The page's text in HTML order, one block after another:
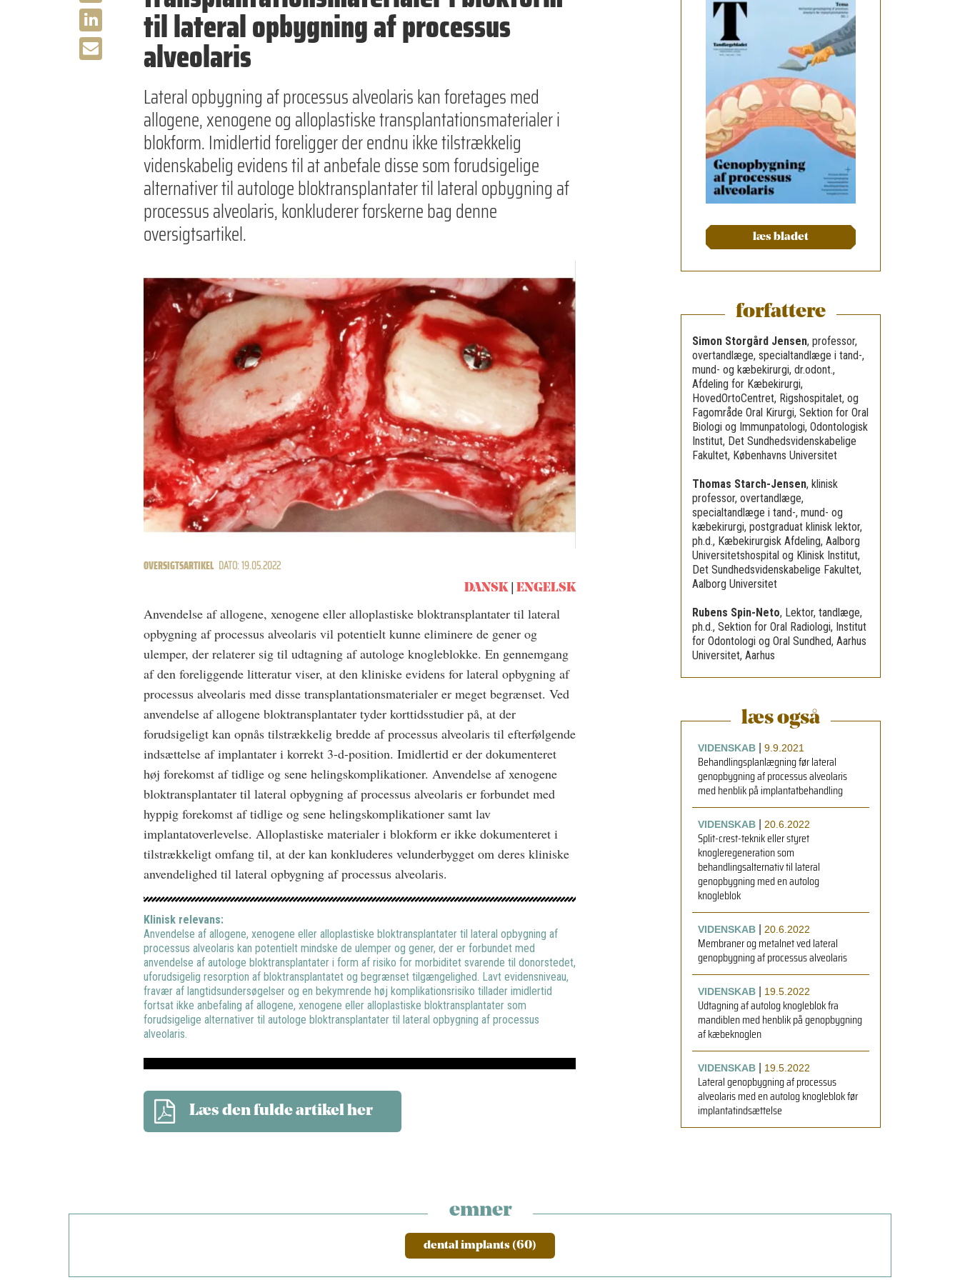
til lateral opbygning af processus
alveolaris
Lateral opbygning af processus alveolaris kan foretages med
allogene, xenogene og alloplastiske transplantationsmaterialer i
blokform. Imidlertid foreligger der endnu ikke tilstrækkelig
videnskabelig evidens til at anbefale disse som forudsigelige
alternativer til autologe bloktransplantater til lateral opbygning af
processus alveolaris, konkluderer forskerne bag denne
oversigtsartikel.
OVERSIGTSARTIKEL DATO: 19.05.2022
DANSK ENGELSK
Anvendelse af allogene, xenogene eller alloplastiske bloktransplantater til lateral
opbygning af processus alveolaris vil potentielt kunne eliminere de gener og
ulemper, der relaterer sig til udtagning af autologe knogleblokke. En gennemgang
af den foreliggende litteratur viser, at den kliniske evidens for lateral opbygning af
processus alveolaris med disse transplantationsmaterialer er meget begrænset. Ved
anvendelse af allogene bloktransplantater tyder korttidsstudier på, at der
forudsigeligt kan opnås tilstrækkelig bredde af processus alveolaris til efterfølgende
indsættelse af implantater i korrekt 3-d-position. Imidlertid er der dokumenteret
høj forekomst af tidlige og sene helingskomplikationer. Anvendelse af xenogene
bloktransplantater til lateral opbygning af processus alveolaris er forbundet med
hyppig forekomst af tidlige og sene helingskomplikationer samt lav
implantatoverlevelse. Alloplastiske materialer i blokform er ikke dokumenteret i
tilstrækkeligt omfang til, at der kan konkluderes velunderbygget om deres kliniske
anvendelighed til lateral opbygning af processus alveolaris.
Klinisk relevans:
Anvendelse af allogene, xenogene eller alloplastiske bloktransplantater til lateral opbygning af
processus alveolaris kan potentielt mindske de ulemper og gener, der er forbundet med
anvendelse af autologe bloktransplantater i form af risiko for morbiditet svarende til donorstedet,
uforudsigelig resorption af bloktransplantatet og begrænset tilgængelighed. Lavt evidensniveau,
fravær af langtidsundersøgelser og en bekymrende høj komplikationsrisiko tillader imidlertid
fortsat ikke anbefaling af allogene, xenogene eller alloplastiske bloktransplantater som
forudsigelige alternativer til autologe bloktransplantater til lateral opbygning af processus
alveolaris.
Læs den fulde artikel her
læs bladet
forfattere
Simon Storgård Jensen, professor,
overtandlæge, specialtandlæge i tand-,
mund- og kæbekirurgi, dr.odont.,
Afdeling for Kæbekirurgi,
HovedOrtoCentret, Rigshospitalet, og
Fagområde Oral Kirurgi, Sektion for Oral
Biologi og Immunpatologi, Odontologisk
Institut, Det Sundhedsvidenskabelige
Fakultet, Københavns Universitet
Thomas Starch-Jensen, klinisk
professor, overtandlæge,
specialtandlæge i tand-, mund- og
kæbekirurgi, postgraduat klinisk lektor,
ph.d., Kæbekirurgisk Afdeling, Aalborg
Universitetshospital og Klinisk Institut,
Det Sundhedsvidenskabelige Fakultet,
Aalborg Universitet
Rubens Spin-Neto, Lektor, tandlæge,
ph.d., Sektion for Oral Radiologi, Institut
for Odontologi og Oral Sundhed, Aarhus
Universitet, Aarhus
læs også
VIDENSKAB| 9.9.2021
Behandlingsplanlægning før lateral
genopbygning af processus alveolaris
med henblik på implantatbehandling
VIDENSKAB| 20.6.2022
Split-crest-teknik eller styret
knogleregeneration som
behandlingsalternativ til lateral
genopbygning med en autolog
knogleblok
VIDENSKAB| 20.6.2022
Membraner og metalnet ved lateral
genopbygning af processus alveolaris
VIDENSKAB| 19.5.2022
Udtagning af autolog knogleblok fra
mandiblen med henblik på genopbygning
af kæbeknoglen
VIDENSKAB| 19.5.2022
Lateral genopbygning af processus
alveolaris med en autolog knogleblok før
implantatindsættelse
emner
dental implants (60)